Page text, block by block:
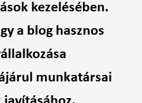
kezelésében.
a blog hasznos
munkatársai